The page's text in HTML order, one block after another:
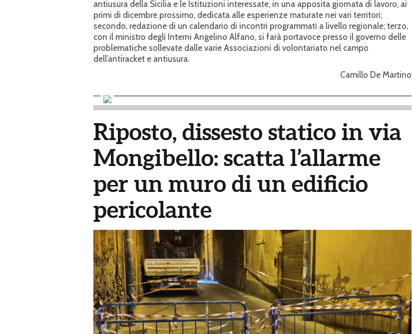
antiusura della Sicilia e le Istituzioni interessate, in una apposita giornata di lavoro, ai
primi di dicembre prossimo, dedicata alle esperienze maturate nei vari territori;
secondo, redazione di un calendario di incontri programmati a livello regionale; terzo,
con il ministro degli Interni Angelino Alfano, si farà portavoce presso il governo delle
problematiche sollevate dalle varie Associazioni di volontariato nel campo
dell’antiracket e antiusura.
Camillo De Martino
Riposto, dissesto statico in via
Mongibello: scatta l’allarme
per un muro di un edificio
pericolante